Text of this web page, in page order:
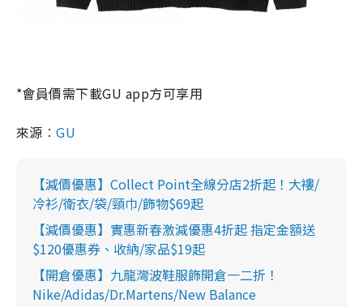
*會員價需下載GU app方可享用
來源︰GU
【減價優惠】Collect Point全線分店2折起！大褸/
冷衫/衛衣/袋/頸巾/飾物$69起
【減價優惠】實惠新春激減優惠4折起 指定金額送
$120優惠券、收納/家品$19起
【開倉優惠】九龍灣波鞋服飾開倉一二折！
Nike/Adidas/Dr.Martens/New Balance